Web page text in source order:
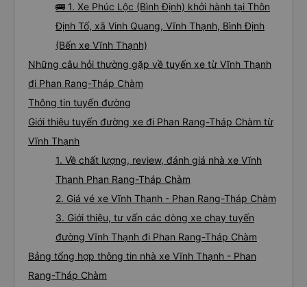
🚌 1. Xe Phúc Lộc (Bình Định) khởi hành tại Thôn
Định Tố, xã Vinh Quang, Vĩnh Thạnh, Bình Định
(Bến xe Vĩnh Thạnh)
Những câu hỏi thường gặp về tuyến xe từ Vĩnh Thạnh
đi Phan Rang-Tháp Chàm
Thông tin tuyến đường
Giới thiệu tuyến đường xe đi Phan Rang-Tháp Chàm từ
Vĩnh Thạnh
1. Về chất lượng, review, đánh giá nhà xe Vĩnh
Thạnh Phan Rang-Tháp Chàm
2. Giá vé xe Vĩnh Thạnh - Phan Rang-Tháp Chàm
3. Giới thiệu, tư vấn các dòng xe chạy tuyến
đường Vĩnh Thạnh đi Phan Rang-Tháp Chàm
Bảng tổng hợp thông tin nhà xe Vĩnh Thạnh - Phan
Rang-Tháp Chàm